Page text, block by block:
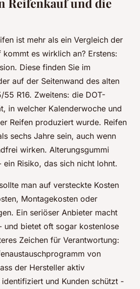
ist mehr als ein Vergleich der
kommt es wirklich an? Erstens:
Diese finden Sie im
auf der Seitenwand des alten
R16. Zweitens: die DOT-
in welcher Kalenderwoche und
Reifen produziert wurde. Reifen
sechs Jahre sein, auch wenn
wirken. Alterungsgummi
Risiko, das sich nicht lohnt.
man auf versteckte Kosten
Montagekosten oder
Ein seriöser Anbieter macht
und bietet oft sogar kostenlose
Zeichen für Verantwortung:
von
der Hersteller aktiv
und Kunden schützt -